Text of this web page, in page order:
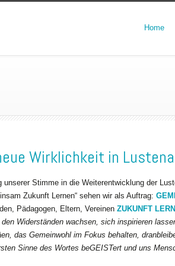
Home
Wirklichkeit in
Stimme in die Weiterentwicklung der
Zukunft Lernen“ sehen wir als Auftrag:
Pädagogen, Eltern, Vereinen ZUKUNFT
Widerständen wachsen, sich inspirieren
das Gemeinwohl im Fokus behalten,
Sinne des Wortes beGEISTert und uns